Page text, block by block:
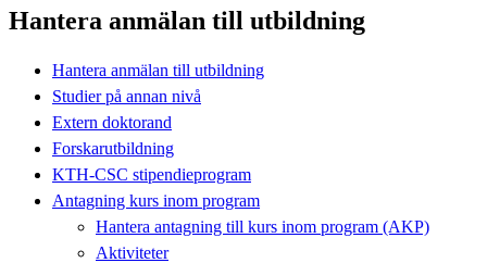
Hantera anmälan till utbildning
Hantera anmälan till utbildning
Studier på annan nivå
Extern doktorand
Forskarutbildning
KTH-CSC stipendieprogram
Antagning kurs inom program
Hantera antagning till kurs inom program (AKP)
Aktiviteter